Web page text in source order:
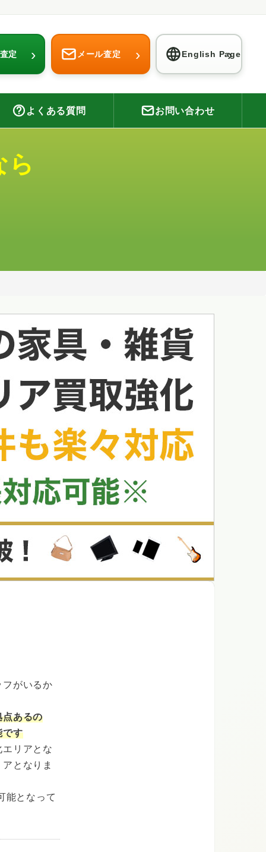
定 › メール査定 › English Page
›
よくある質問 お問い合わせ
ら
がいるか
点あるの
です
リアとな
となりま
能となって